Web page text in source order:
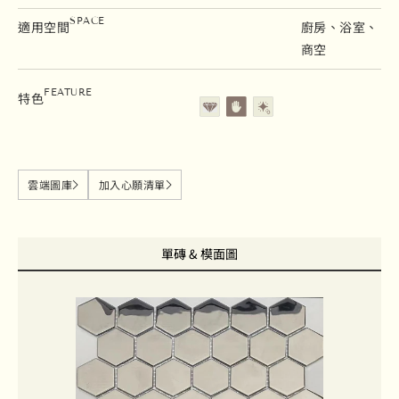
適用空間SPACE
廚房、浴室、
商空
特色FEATURE
雲端圖庫 加入心願清單
單磚 & 模面圖